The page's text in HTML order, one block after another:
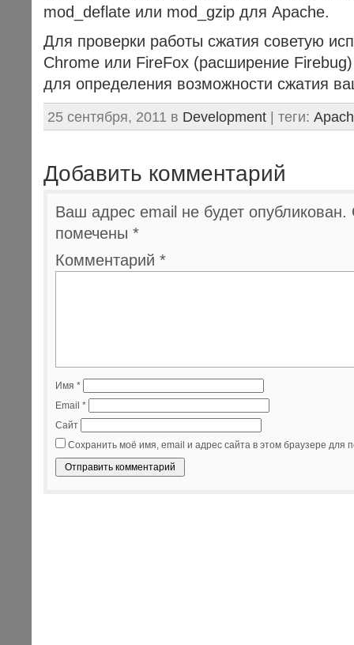
mod_deflate или mod_gzip для Apache.
Для проверки работы сжатия советую
Chrome или FireFox (расширение
для определения возможности сжатия
25 сентября, 2011 в Development | теги:
Добавить комментарий
Ваш адрес email не будет опубликован.
помечены *
Комментарий *
Имя *
Email *
Сайт
Сохранить моё имя, email и адрес сайта в этом браузере для